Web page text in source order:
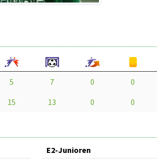
5 7 0 0
15 13 0 0
E2-Junioren